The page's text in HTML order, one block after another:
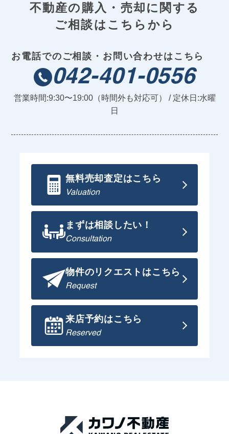
不動産の購入・売却に関する
ご相談はこちらから
お電話でのご相談・お問い合わせはこちら
042-401-0556
営業時間:9:30〜19:00（時間外も対応可） / 定休日:水曜
日
無料売却査定はこちら
Valuation
まずは相談したい！
Consultation
物件のリクエストはこちら
Request
来店予約はこちら
Reserved